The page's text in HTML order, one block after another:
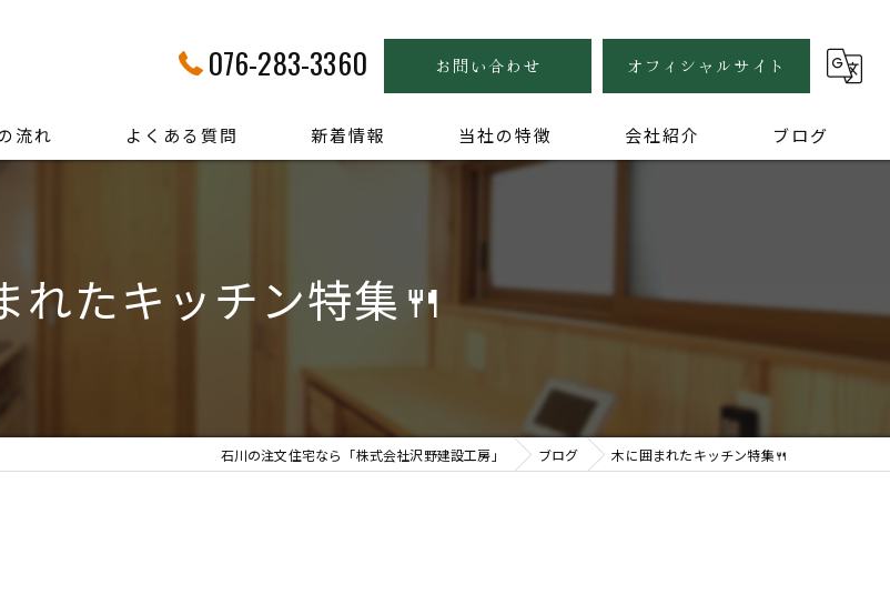
076-283-3360 お問い合わせ オフィシャルサイト
流れ よくある質問 新着情報 当社の特徴
木の家
会社紹介 ブログ
れたキッチン特集🍴
石川の注文住宅なら「株式会社沢野建設工房」 ブログ 木に囲まれたキッチン特集🍴